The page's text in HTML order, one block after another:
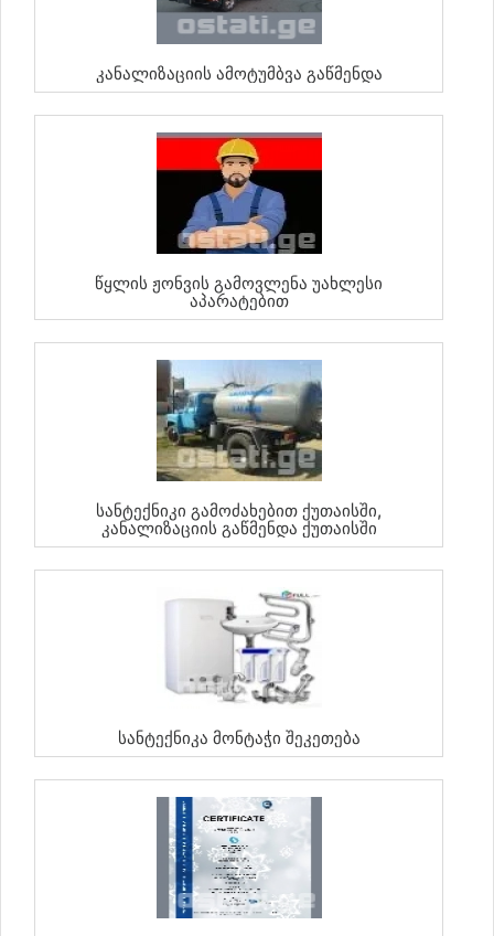
Კანალიზაციის Ამოტუმბვა Გაწმენდა
Წყლის Ჟონვის Გამოვლენა Უახლესი
Აპარატებით
Სანტექნიკი Გამოძახებით Ქუთაისში,
Კანალიზაციის Გაწმენდა Ქუთაისში
Სანტექნიკა Მონტაჭი Შეკეთება